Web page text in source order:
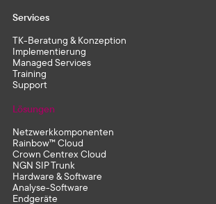
Services
TK-Beratung & Konzeption
Implementierung
Managed Services
Training
Support
Lösungen
Netzwerkkomponenten
Rainbow™ Cloud
Crown Centrex Cloud
NGN SIP Trunk
Hardware & Software
Analyse-Software
Endgeräte